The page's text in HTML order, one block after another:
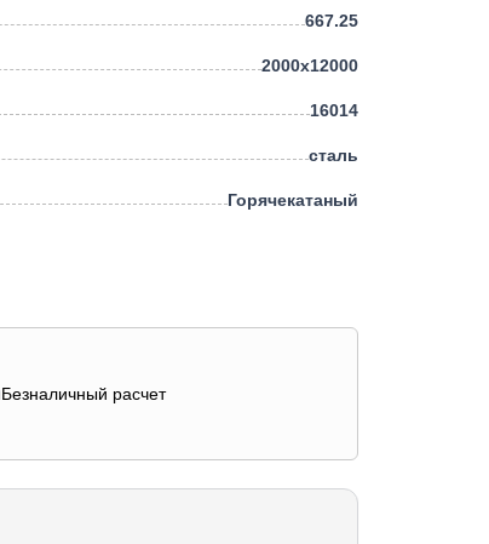
667.25
2000х12000
16014
сталь
Горячекатаный
Безналичный расчет